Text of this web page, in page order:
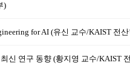
)
for AI (유신 교수/KAIST 전
신 연구 동향 (황지영 교수/KAIST